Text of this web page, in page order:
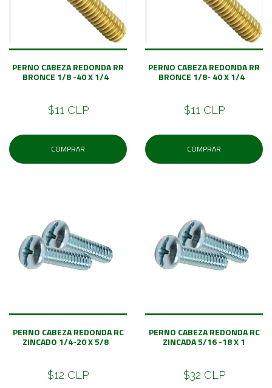
PERNO CABEZA REDONDA RR
BRONCE 1/8 -40 X 1/4
$11 CLP
COMPRAR
PERNO CABEZA REDONDA RR
BRONCE 1/8- 40 X 1/4
$11 CLP
COMPRAR
PERNO CABEZA REDONDA RC
ZINCADO 1/4-20 X 5/8
$12 CLP
PERNO CABEZA REDONDA RC
ZINCADA 5/16 -18 X 1
$32 CLP